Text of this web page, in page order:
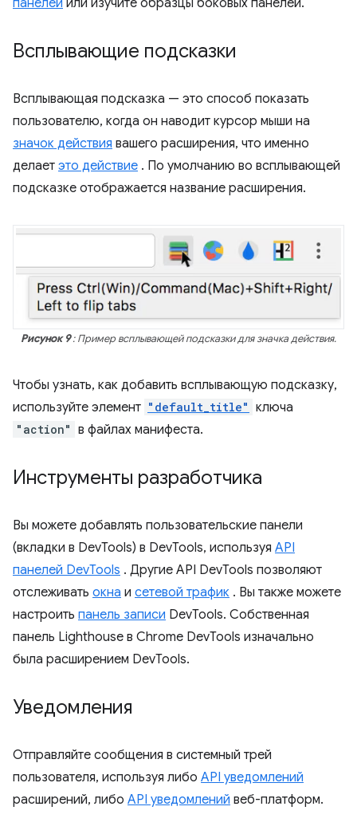
Всплывающие подсказки
Всплывающая подсказка — это способ показать
пользователю, когда он наводит курсор мыши на
значок действия вашего расширения, что именно
делает это действие . По умолчанию во всплывающей
подсказке отображается название расширения.
Рисунок 9: Пример всплывающей подсказки для значка действия.
Чтобы узнать, как добавить всплывающую подсказку,
используйте элемент "default_title" ключа
"action" в файлах манифеста.
Инструменты разработчика
Вы можете добавлять пользовательские панели
(вкладки в DevTools) в DevTools, используя API
панелей DevTools . Другие API DevTools позволяют
отслеживать окна и сетевой трафик . Вы также можете
настроить панель записи DevTools. Собственная
панель Lighthouse в Chrome DevTools изначально
была расширением DevTools.
Уведомления
Отправляйте сообщения в системный трей
пользователя, используя либо API уведомлений
расширений, либо API уведомлений веб-платформ.